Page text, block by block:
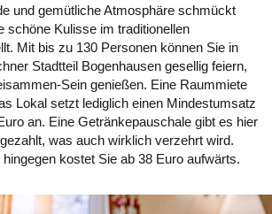
und gemütliche Atmosphäre schmückt
schöne Kulisse im traditionellen
Mit bis zu 130 Personen können Sie in
Stadtteil Bogenhausen gesellig feiern,
Sein genießen. Eine Raummiete
Lokal setzt lediglich einen Mindestumsatz
an. Eine Getränkepauschale gibt es hier
was auch wirklich verzehrt wird.
kostet Sie ab 38 Euro aufwärts.